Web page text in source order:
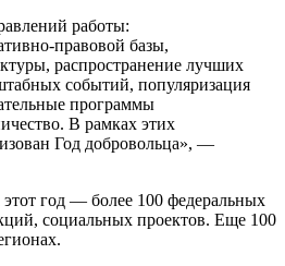
работы:
правовой базы,
распространение лучших
событий, популяризация
программы
В рамках этих
Год добровольца», —
год — более 100 федеральных
социальных проектов. Еще 100